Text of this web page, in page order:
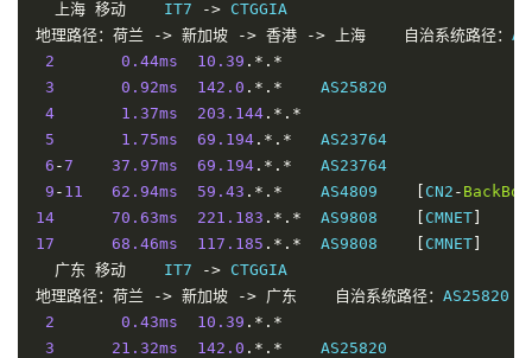
上海 移动
    IT7
->
地理路径：荷兰
-> 新加坡 -> 香港 -> 上海 自治系统路径：
2
0.44ms 10.39 .*.*
3
0.92ms 142.0 .*.*
4
1.37ms 203.144 .*.*
5
1.75ms 69.194 .*.*
6 -7 37.97ms 69.194 .*.*
9 - 11 62.94ms 59.43 .*.*
    AS4809
CN2 -
14
70.63ms 221.183 .*.*
  AS9808
CMNET
17
68.46ms 117.185 .*.*
  AS9808
CMNET
广东 移动
    IT7
->
地理路径：荷兰
-> 新加坡 -> 广东 自治系统路径： AS25820
2
0.43ms 10.39 .*.*
3
21.32ms 142.0 .*.*